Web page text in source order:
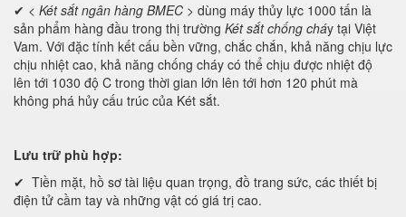
✔ < Két sắt ngân hàng BMEC > dùng máy thủy lực 1000 tấn là
sản phẩm hàng đầu trong thị trường Két sắt chống cháy tại Việt
Vam. Với đặc tính kết cấu bền vững, chắc chắn, khả năng chịu lực
chịu nhiệt cao, khả năng chống cháy có thể chịu được nhiệt độ
lên tới 1030 độ C trong thời gian lớn lên tới hơn 120 phút mà
không phá hủy cấu trúc của Két sắt.
Lưu trữ phù hợp:
✔ Tiền mặt, hồ sơ tài liệu quan trọng, đồ trang sức, các thiết bị
điện tử cầm tay và những vật có giá trị cao.